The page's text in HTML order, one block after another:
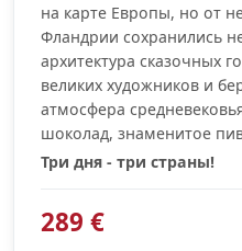
на карте Европы, но от
Фландрии сохранились
архитектура сказочных
великих художников и
атмосфера
шоколад, знаменитое
Три дня - три страны!
289 €